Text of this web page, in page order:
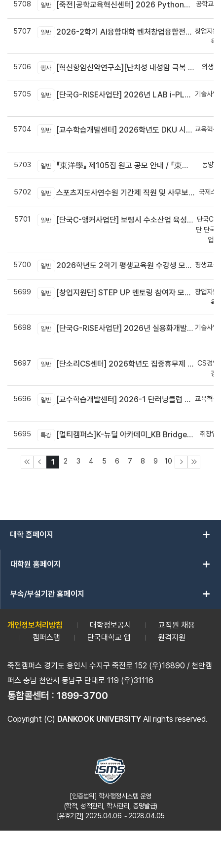
5708 일반 [죽전|공학교육혁신센터] 2026 Python으로 구현하는 AI 영상인식과 로봇팔 제어 프로그램 신청 안내 공학교
5707 일반 2026-2학기 AI융합대학 벤처창업융합전공 안내
창업지원
육
5706 행사 [혁신항암신약연구소][난치성 내성암 극복 차세대 신약개발 글로벌 사업단] 심포지엄 8월 24일 ~ 25일 의생
5705 일반 [단국G-RISE사업단] 2026년 LAB i-PLUG 프로그램 과제 공고(~10.9.(금)까지)
기술사업
5704 일반 [교수학습개발센터] 2026학년도 DKU 시그니처 교수법 적용 교과목 개발 신청 안내
교육혁신
5703 일반 『東洋學』 제105집 원고 공모 안내 / 『東洋學』第105輯征稿启事 / Call for Papers : The Oriental Studies, the 105th Issue 동양
5702 일반 스포츠지도사연수원 기간제 직원 및 사무보조원 채용 공고 국제스
5701 일반 [단국C-앵커사업단] 보령시 수소산업 육성을 위한 기업 지원사업 모집공고
단국C-
단 단국
업
5700 일반 2026학년도 2학기 평생교육원 수강생 모집안내 평생교육
5699 일반 [창업지원단] STEP UP 멘토링 참여자 모집(~7월 29일)
창업지원
육
5698 일반 [단국G-RISE사업단] 2026년 실용화개발 지원(Grant) 과제 공고_~8/14(금)까지
기술사업
5697 일반 [단소리CS센터] 2026학년도 집중휴무제 안내 (EMS 및 이메일 발송 접수기한 : 7/24(금) 오후 12시까지)
CS경영
경
5696 일반 [교수학습개발센터] 2026-1 단러닝클럽 Best Practice 공모전 결과 안내
교육혁신
5695 특강 [멀티캠퍼스]K-뉴딜 아카데미_KB Bridge 과정 취창업
1 2 3 4 5 6 7 8 9 10
대학 홈페이지 add
대학원 홈페이지 add
부속/부설기관 홈페이지 add
개인정보처리방침 대학정보공시
교직원 채용
캠퍼스맵
단국대학교 앱 원격지원
죽전캠퍼스 경기도 용인시 수지구 죽전로 152 (우)16890 / 천안캠
퍼스 충남 천안시 동남구 단대로 119 (우)31116
통합콜센터 : 1899-3700
Copyright (C) DANKOOK UNIVERSITY All rights reserved.
[인증범위] 학사행정시스템 운영
(학적, 성적관리, 학사관리, 증명발급)
[유효기간] 2025.04.06 ~ 2028.04.05